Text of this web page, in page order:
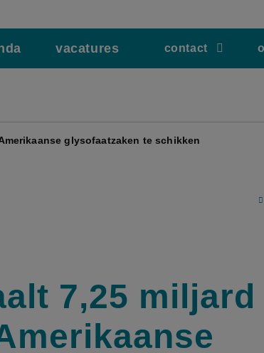
vacatures contact
glysofaatzaken te schikken
7,25 miljard